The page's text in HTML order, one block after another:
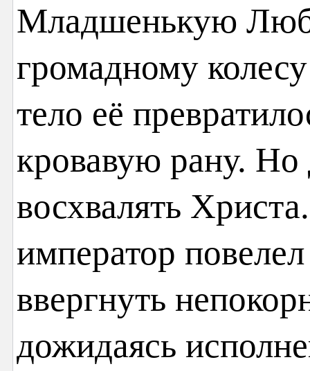
Младшенькую
громадному
тело её
кровавую рану.
восхвалять
император
ввергнуть
дожидаясь